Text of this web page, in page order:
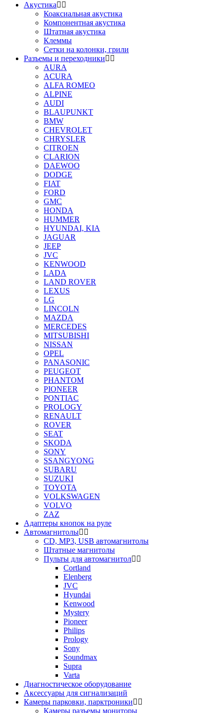
Акустика
Коаксиальная акустика
Компонентная акустика
Штатная акустика
Клеммы
Сетки на колонки, грили
Разъемы и переходники
AURA
ACURA
ALFA ROMEO
ALPINE
AUDI
BLAUPUNKT
BMW
CHEVROLET
CHRYSLER
CITROEN
CLARION
DAEWOO
DODGE
FIAT
FORD
GMC
HONDA
HUMMER
HYUNDAI, KIA
JAGUAR
JEEP
JVC
KENWOOD
LADA
LAND ROVER
LEXUS
LG
LINCOLN
MAZDA
MERCEDES
MITSUBISHI
NISSAN
OPEL
PANASONIC
PEUGEOT
PHANTOM
PIONEER
PONTIAC
PROLOGY
RENAULT
ROVER
SEAT
SKODA
SONY
SSANGYONG
SUBARU
SUZUKI
TOYOTA
VOLKSWAGEN
VOLVO
ZAZ
Адаптеры кнопок на руле
Автомагнитолы
CD, MP3, USB автомагнитолы
Штатные магнитолы
Пульты для автомагнитол
Cortland
Elenberg
JVC
Hyundai
Kenwood
Mystery
Pioneer
Philips
Prology
Sony
Soundmax
Supra
Varta
Диагностическое оборудование
Аксессуары для сигнализаций
Камеры парковки, парктроники
Камеры разъемы мониторы